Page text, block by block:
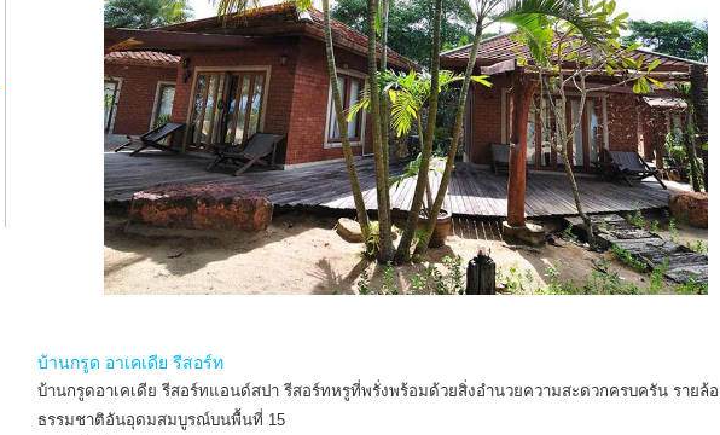
บ้านกรูด อาเคเดีย รีสอร์ท
บ้านกรูดอาเคเดีย รีสอร์ทแอนด์สปา รีสอร์ทหรูที่พรั่งพร้อมด้วยสิ่งอำนวยความสะดวกครบครัน รายล้
ธรรมชาติอันอุดมสมบูรณ์บนพื้นที่ 15